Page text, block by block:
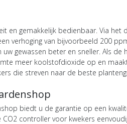
en gemakkelijk bedienbaar. Via
verhoging van bijvoorbeeld 200
gewassen beter en sneller. Als
meer koolstofdioxide op en
die streven naar de beste
biedt u de garantie op een
controller voor kwekers